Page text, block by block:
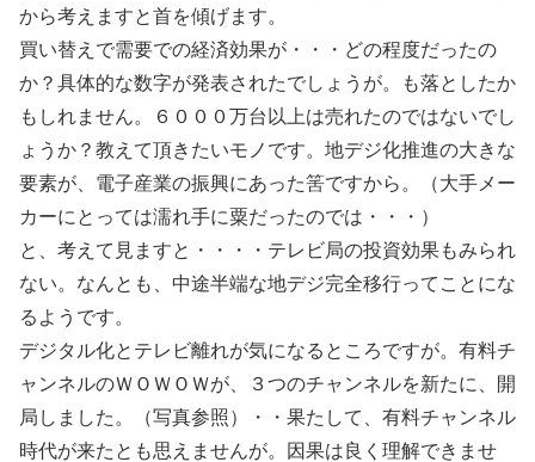
から考えますと首を傾げます。
買い替えで需要での経済効果が・・・どの程度だったの
か？具体的な数字が発表されたでしょうが。も落としたか
もしれません。６０００万台以上は売れたのではないでし
ょうか？教えて頂きたいモノです。地デジ化推進の大きな
要素が、電子産業の振興にあった筈ですから。（大手メー
カーにとっては濡れ手に粟だったのでは・・・）
と、考えて見ますと・・・・テレビ局の投資効果もみられ
ない。なんとも、中途半端な地デジ完全移行ってことにな
るようです。
デジタル化とテレビ離れが気になるところですが。有料チ
ャンネルのＷＯＷＯＷが、３つのチャンネルを新たに、開
局しました。（写真参照）・・果たして、有料チャンネル
時代が来たとも思えませんが。因果は良く理解できませ